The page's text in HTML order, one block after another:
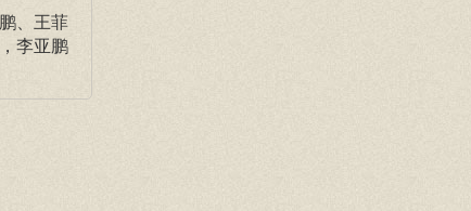
、王菲
李亚鹏